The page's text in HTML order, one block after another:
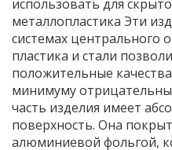
использовать для
металлопластика Эти
системах центрального
пластика и стали
положительные
минимуму
часть изделия имеет
поверхность. Она
алюминиевой фольгой,